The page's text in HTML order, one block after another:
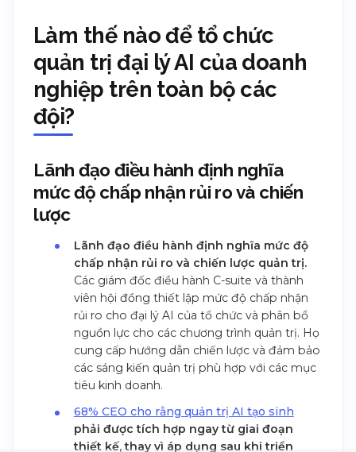
Làm thế nào để tổ chức
quản trị đại lý AI của doanh
nghiệp trên toàn bộ các
đội?
Lãnh đạo điều hành định nghĩa
mức độ chấp nhận rủi ro và chiến
lược
Lãnh đạo điều hành định nghĩa mức độ
chấp nhận rủi ro và chiến lược quản trị.
Các giám đốc điều hành C-suite và thành
viên hội đồng thiết lập mức độ chấp nhận
rủi ro cho đại lý AI của tổ chức và phân bổ
nguồn lực cho các chương trình quản trị. Họ
cung cấp hướng dẫn chiến lược và đảm bảo
các sáng kiến quản trị phù hợp với các mục
tiêu kinh doanh.
68% CEO cho rằng quản trị AI tạo sinh
phải được tích hợp ngay từ giai đoạn
thiết kế, thay vì áp dụng sau khi triển